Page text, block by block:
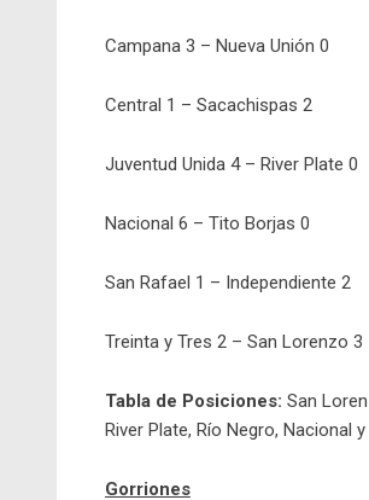
Campana 3 – Nueva Unión 0
Central 1 – Sacachispas 2
Juventud Unida 4 – River Plate 0
Nacional 6 – Tito Borjas 0
San Rafael 1 – Independiente 2
Treinta y Tres 2 – San Lorenzo 3
Tabla de Posiciones: San
River Plate, Río Negro, Nacional
Gorriones